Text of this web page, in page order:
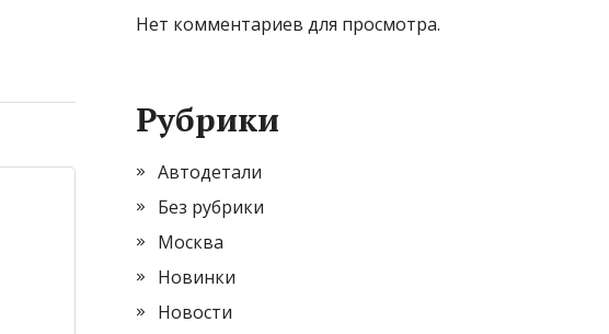
Нет комментариев для просмотра.
Рубрики
Автодетали
Без рубрики
Москва
Новинки
Новости